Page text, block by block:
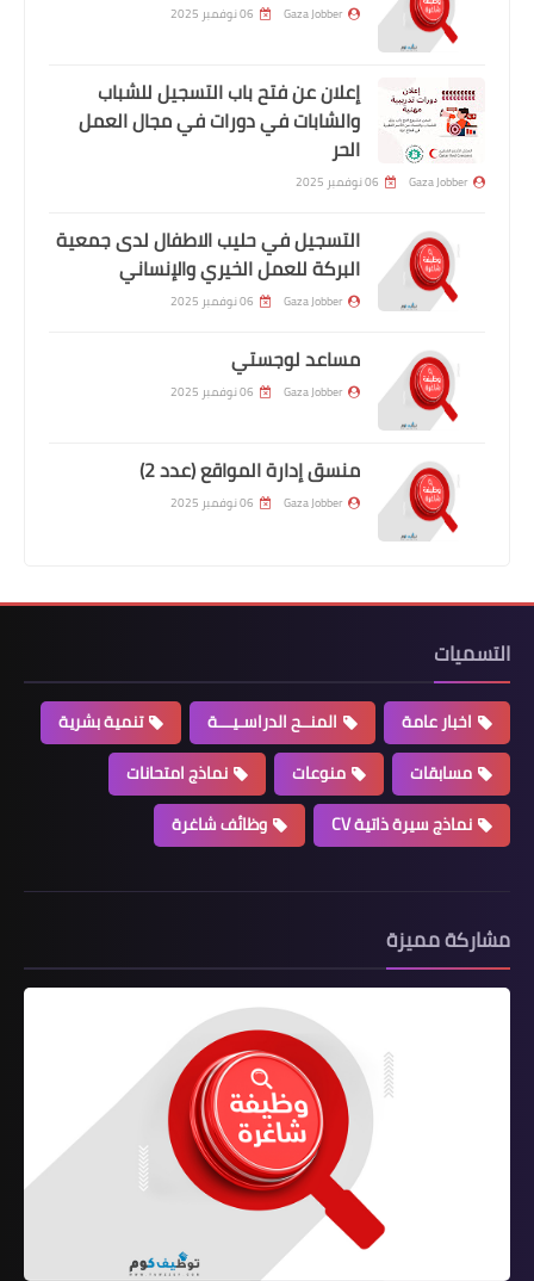
Gaza Jobber 06 نوفمبر 2025
إعلان عن فتح باب التسجيل للشباب
والشابات في دورات في مجال العمل
الحر
Gaza Jobber 06 نوفمبر 2025
التسجيل في حليب الاطفال لدى جمعية
البركة للعمل الخيري والإنساني
Gaza Jobber 06 نوفمبر 2025
مساعد لوجستي
Gaza Jobber 06 نوفمبر 2025
منسق إدارة المواقع (عدد 2)
Gaza Jobber 06 نوفمبر 2025
التسميات
اخبار عامة المنــح الدراسـيـــة
تنمية بشرية
مسابقات
منوعات
نماذج امتحانات
نماذج سيرة ذاتية CV
وظائف شاغرة
مشاركة مميزة